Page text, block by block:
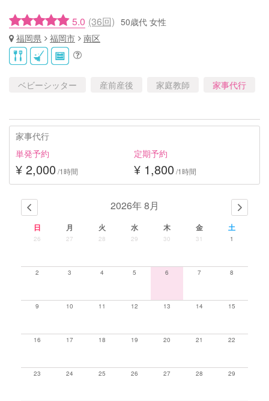
5.0 (36回) 50歳代 女性
福岡県
福岡市 南区
ベビーシッター 産前産後 家庭教師 家事代行
家事代行
単発予約
¥ 2,000 /1時間
定期予約
¥ 1,800 /1時間
2026年 8月
日 月 火 水 木 金 土
26 27 28 29 30 31 1
2 3 4 5 6 7 8
9 10 11 12 13 14 15
16 17 18 19 20 21 22
23 24 25 26 27 28 29